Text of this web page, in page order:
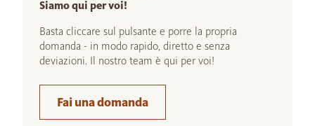
Siamo qui per voi!
Basta cliccare sul pulsante e porre la propria
domanda - in modo rapido, diretto e senza
deviazioni. Il nostro team è qui per voi!
Fai una domanda